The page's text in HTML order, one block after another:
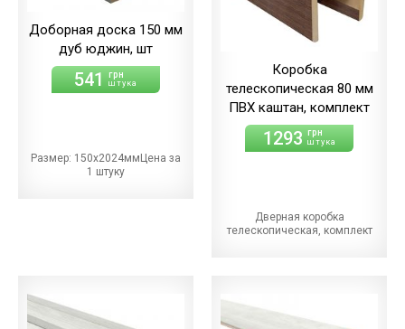
Доборная доска 150 мм
дуб юджин, шт
541 грн
штука
Размер: 150х2024ммЦена за
1 штуку
Коробка
телескопическая 80 мм
ПВХ каштан, комплект
1293 грн
штука
Дверная коробка
телескопическая, комплект